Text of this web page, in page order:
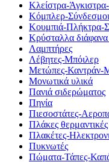
Κλείστρα-
Κόμπλερ-
Κουμπιά-Πλήκτρα-
Κρύσταλλα διάφανα
Λαμπτήρες
Λέβητες-Μπόιλερ
Μετώπες-Καντράν-
Μονωτικά υλικά
Πανιά σιδερώματος
Πηνία
Πιεσοστάτες-
Πλάκες θερμαντικές
Πλακέτες-
Πυκνωτές
Πώματα-Τάπες-